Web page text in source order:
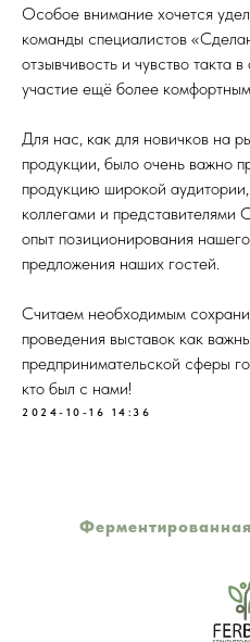
Особое внимание хочется
команды специалистов
отзывчивость и чувство такта
участие ещё более
Для нас, как для новичков на
продукции, было очень важно
продукцию широкой
коллегами и
опыт позиционирования
предложения наших гостей.
Считаем необходимым
проведения выставок как
предпринимательской сферы
кто был с нами!
2024-10-16 14:36